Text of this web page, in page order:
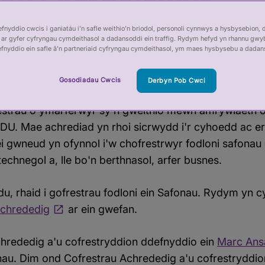
Achrededig
yn helpu i amddiffyn y cyhoedd a gwella
cymdeithasol nad ydynt yn cael eu rheoleiddio gan
o ymarferwyr sy'n gweithio mewn amrywiaeth
Mae achrediad yn rhoi sicrwydd i'r cyhoedd ac
gwneud yn ofynnol i'w chofrestrwyr fodloni
a, lle bo'n berthnasol, arfer busnes.
rhaid i gofrestrau fodloni ein Safonau. Rydym yn
ar ein gwefan.
a'u cofrestryddion ddefnyddio ein Marc
Dim ond Cofrestrau Achrededig a'u
cwcis i ganiatáu i’n safle weithio’n briodol, personoli cynnwys a hysbysebion,
gyfer cyfryngau cymdeithasol a dadansoddi ein traffig. Rydym hefyd yn rhannu
ein safle â’n partneriaid cyfryngau cymdeithasol, ym maes hysbysebu a
Gosodiadau Cwcis Derbyn Pob Cwci